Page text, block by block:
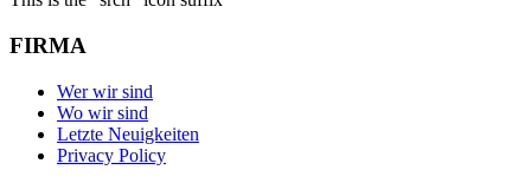
FIRMA
Wer wir sind
Wo wir sind
Letzte Neuigkeiten
Privacy Policy